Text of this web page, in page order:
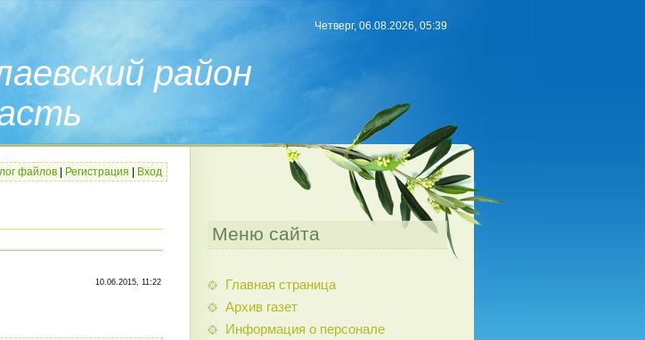
район
Четверг, 06.08.2026, 05:39
файлов Регистрация Вход
10.06.2015, 11:22
Меню сайта
Главная страница
Архив газет
Информация о персонале